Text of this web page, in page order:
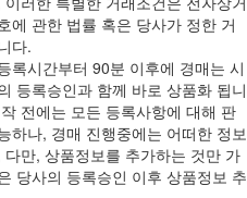
에 관한 법률 혹은 당사가 정한 거
다.
록시간부터 90분 이후에 경매는 시
등록승인과 함께 바로 상품화 됩니
전에는 모든 등록사항에 대해 판
하나, 경매 진행중에는 어떠한 정보
만, 상품정보를 추가하는 것만 가
당사의 등록승인 이후 상품정보 추